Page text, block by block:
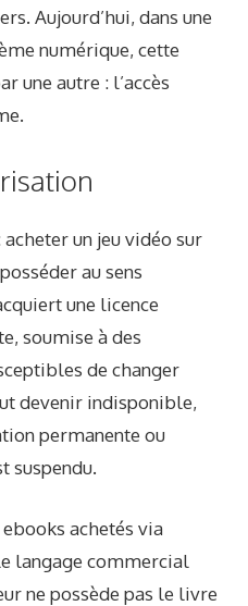
Aujourd’hui, dans une
numérique, cette
une autre : l’accès
un jeu vidéo sur
au sens
une licence
soumise à des
de changer
devenir indisponible,
permanente ou
suspendu.
achetés via
langage commercial
ne possède pas le livre